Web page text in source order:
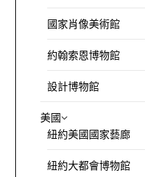
國家肖像美術館
約翰索恩博物館
設計博物館
美國
紐約美國國家藝廊
紐約大都會博物館